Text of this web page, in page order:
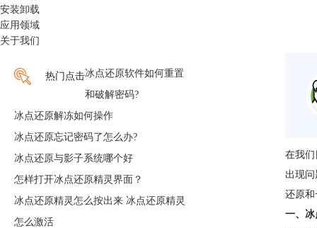
安装卸载
应用领域
关于我们
热门点击冰点还原软件如何重置
和破解密码?
冰点还原解冻如何操作
冰点还原忘记密码了怎么办?
冰点还原与影子系统哪个好
怎样打开冰点还原精灵界面？
冰点还原精灵怎么按出来 冰点还原精灵
怎么激活
在我
出现
还原
一、